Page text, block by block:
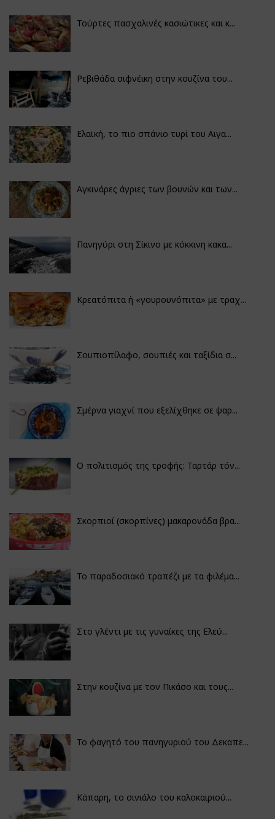
Τούρτες πασχαλινές κασιώτικες και κ...
Ρεβιθάδα σιφνέικη στην κουζίνα του...
Ελαϊκή, το πιο σπάνιο τυρί του Αιγα...
Αγκινάρες άγριες των βουνών και των...
Πανηγύρι στη Σίκινο με κόκκινη κακα...
Κρεατόπιτα ή «γουρουνόπιτα» με τραχ...
Σουπιοπίλαφο, σουπιές και ταξίδια σ...
Σμέρνα γιαχνί που εξελίχθηκε σε ψαρ...
Ο πολιτισμός της τροφής: Ταρτάρ τόν...
Σκορπιοί (σκορπίνες) μακαρονάδα βρα...
Το παραδοσιακό τραπέζι με τα φιλέμα...
Στο γλέντι με τις γυναίκες της Ελεύ...
Στην κουζίνα με τον Πικάσο και τους...
Το φαγητό του πανηγυριού του Δεκαπε...
Κάπαρη, το σινιάλο του καλοκαιριού...